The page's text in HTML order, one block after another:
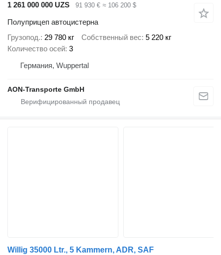
1 261 000 000 UZS
91 930 € ≈ 106 200 $
Полуприцеп автоцистерна
Грузопод. 29 780 кг Собственный вес 5 220 кг
Количество осей 3
Германия, Wuppertal
AON-Transporte GmbH
Willig 35000 Ltr., 5 Kammern, ADR, SAF